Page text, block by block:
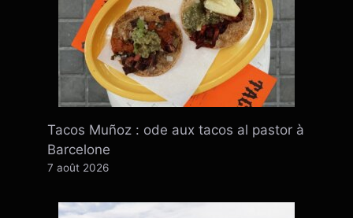
Tacos Muñoz : ode aux tacos al pastor à
Barcelone
7 août 2026